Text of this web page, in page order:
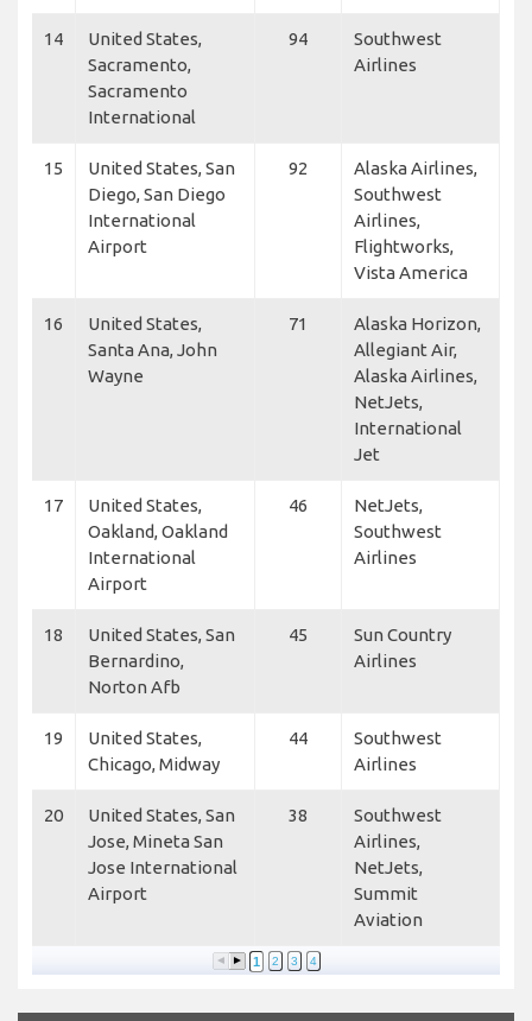
14
United States,
Sacramento,
Sacramento
International
94
Southwest
Airlines
15
United States, San
Diego, San Diego
International
Airport
92
Alaska Airlines,
Southwest
Airlines,
Flightworks,
Vista America
16
United States,
Santa Ana, John
Wayne
71
Alaska Horizon,
Allegiant Air,
Alaska Airlines,
NetJets,
International
Jet
17
United States,
Oakland, Oakland
International
Airport
46
NetJets,
Southwest
Airlines
18
United States, San
Bernardino,
Norton Afb
45
Sun Country
Airlines
19
United States,
Chicago, Midway
44
Southwest
Airlines
20
United States, San
Jose, Mineta San
Jose International
Airport
38
Southwest
Airlines,
NetJets,
Summit
Aviation
1 2 3 4